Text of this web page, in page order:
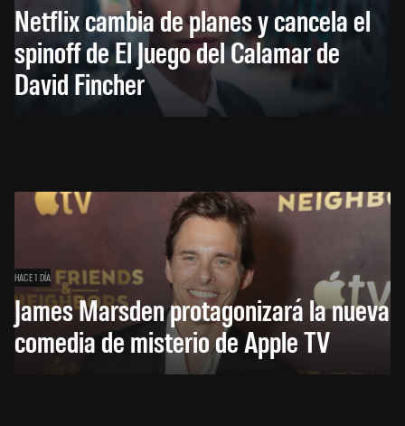
Netflix cambia de planes y cancela el
spinoff de El Juego del Calamar de
David Fincher
HACE 1 DÍA
James Marsden protagonizará la nueva
comedia de misterio de Apple TV